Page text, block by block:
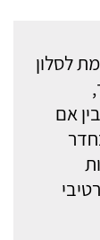
לסלון
אם